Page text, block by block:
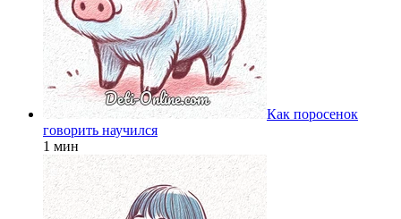
Как поросенок
говорить научился
1 мин